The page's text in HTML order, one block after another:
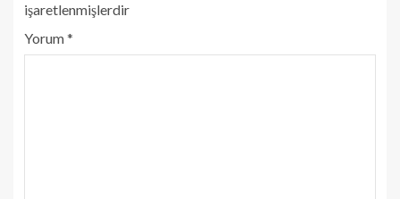
işaretlenmişlerdir
Yorum*